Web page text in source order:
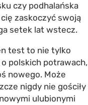
czy podhalańska
zaskoczyć swoją
setek lat wstecz.
test to nie tylko
polskich potrawach,
nowego. Może
nigdy nie gościły
ulubionymi